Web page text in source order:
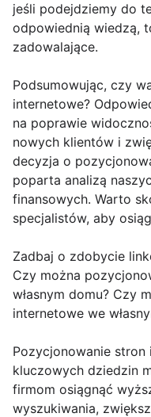
jeśli podejdziemy do
odpowiednią wiedzą,
zadowalające.
Podsumowując, czy
internetowe?
na poprawie
nowych klientów i
decyzja o
poparta analizą
finansowych. Warto
specjalistów, aby
Zadbaj o zdobycie
Czy można
własnym domu? Czy
internetowe we
Pozycjonowanie
kluczowych dziedzin
firmom osiągnąć
wyszukiwania,